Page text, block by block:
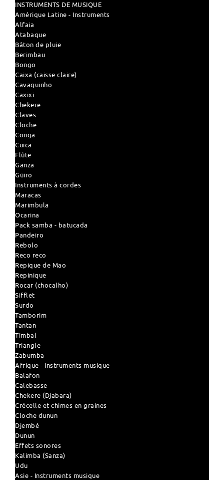
INSTRUMENTS DE MUSIQUE
Amérique Latine - Instruments
Alfaia
Atabaque
Bâton de pluie
Berimbau
Bongo
Caixa (caisse claire)
Cavaquinho
Caxixi
Chekere
Claves
Cloche
Conga
Cuica
Flûte
Ganza
Güiro
Instruments à cordes
Maracas
Marimbula
Ocarina
Pack samba - batucada
Pandeiro
Rebolo
Reco reco
Repique de Mao
Repinique
Rocar (chocalho)
Sifflet
Surdo
Tamborim
Tantan
Timbal
Triangle
Zabumba
Afrique - Instruments musique
Balafon
Calebasse
Chekere (Djabara)
Crécelle et chimes en graines
Cloche dunun
Djembé
Dunun
Effets sonores
Kalimba (Sanza)
Udu
Asie - Instruments musique